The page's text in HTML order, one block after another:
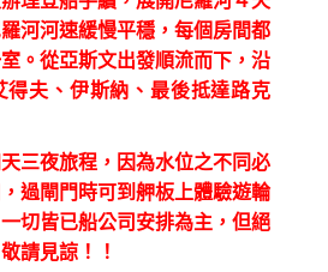
河河速緩慢平穩，每個房間都
。從亞斯文出發順流而下，沿
得夫、伊斯納、最後抵達路克
三夜旅程，因為水位之不同必
過閘門時可到舺板上體驗遊輪
切皆已船公司安排為主，但絕
請見諒！！